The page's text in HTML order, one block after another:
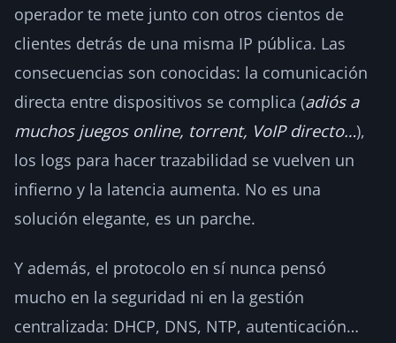
operador te mete junto con otros cientos de
clientes detrás de una misma IP pública. Las
consecuencias son conocidas: la comunicación
directa entre dispositivos se complica (adiós a
muchos juegos online, torrent, VoIP directo…),
los logs para hacer trazabilidad se vuelven un
infierno y la latencia aumenta. No es una
solución elegante, es un parche.
Y además, el protocolo en sí nunca pensó
mucho en la seguridad ni en la gestión
centralizada: DHCP, DNS, NTP, autenticación…